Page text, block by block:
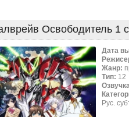
Освободитель 1
Дата
Жанр:
Тип: 12
Рус.